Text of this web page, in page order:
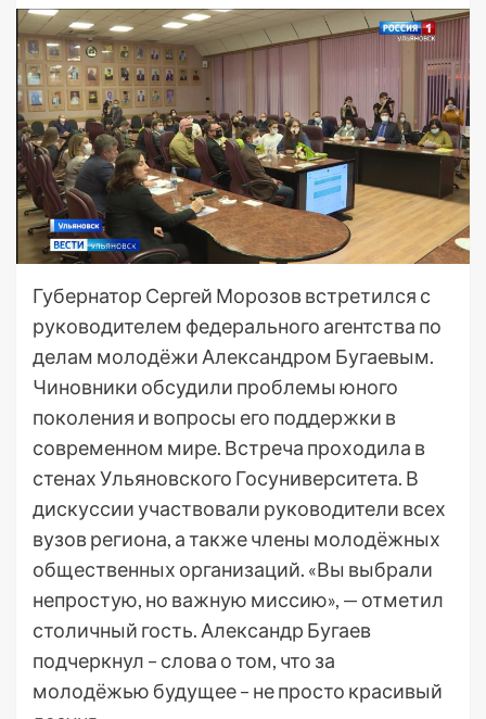
Губернатор Сергей Морозов встретился с
руководителем федерального агентства по
делам молодёжи Александром Бугаевым.
Чиновники обсудили проблемы юного
поколения и вопросы его поддержки в
современном мире. Встреча проходила в
стенах Ульяновского Госуниверситета. В
дискуссии участвовали руководители всех
вузов региона, а также члены молодёжных
общественных организаций. «Вы выбрали
непростую, но важную миссию», — отметил
столичный гость. Александр Бугаев
подчеркнул – слова о том, что за
молодёжью будущее – не просто красивый